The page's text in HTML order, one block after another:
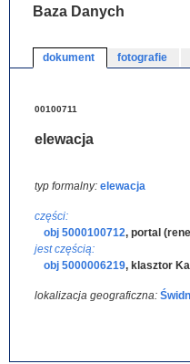
Baza Danych
dokument fotografie
00100711
elewacja
typ formalny: elewacja
części:
obj 5000100712, portal
jest częścią:
obj 5000006219, klasztor
lokalizacja geograficzna: